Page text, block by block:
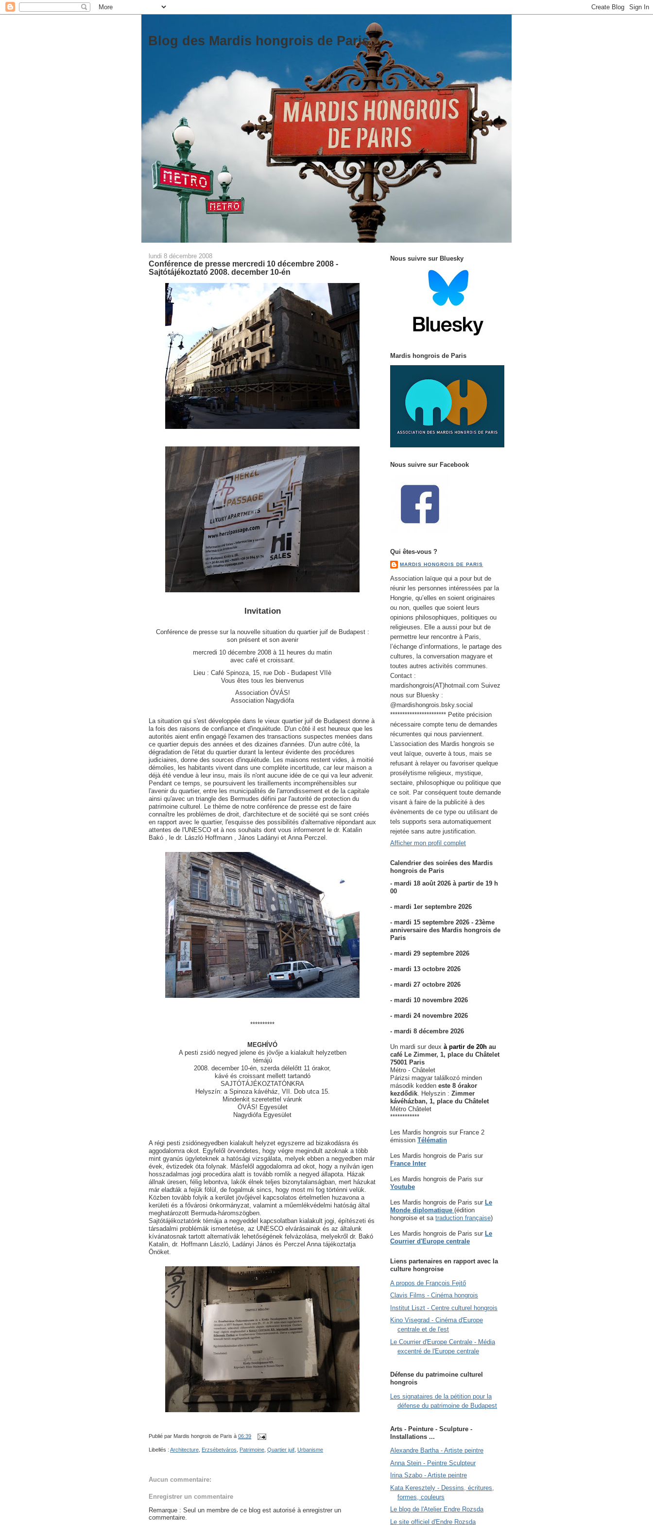
Blog des Mardis hongrois de Paris
lundi 8 décembre 2008
Conférence de presse mercredi 10 décembre 2008 -
Sajtótájékoztató 2008. december 10-én
Invitation
Conférence de presse sur la nouvelle situation du quartier juif de Budapest :
son présent et son avenir
mercredi 10 décembre 2008 à 11 heures du matin
avec café et croissant.
Lieu : Café Spinoza, 15, rue Dob - Budapest VIIè
Vous êtes tous les bienvenus
Association ÓVÁS!
Association Nagydiófa
La situation qui s'est développée dans le vieux quartier juif de Budapest donne à
la fois des raisons de confiance et d'inquiétude. D'un côté il est heureux que les
autorités aient enfin engagé l'examen des transactions suspectes menées dans
ce quartier depuis des années et des dizaines d'années. D'un autre côté, la
dégradation de l'état du quartier durant la lenteur évidente des procédures
judiciaires, donne des sources d'inquiétude. Les maisons restent vides, à moitié
démolies, les habitants vivent dans une complète incertitude, car leur maison a
déjà été vendue à leur insu, mais ils n'ont aucune idée de ce qui va leur advenir.
Pendant ce temps, se poursuivent les tiraillements incompréhensibles sur
l'avenir du quartier, entre les municipalités de l'arrondissement et de la capitale
ainsi qu'avec un triangle des Bermudes défini par l'autorité de protection du
patrimoine culturel. Le thème de notre conférence de presse est de faire
connaître les problèmes de droit, d'architecture et de société qui se sont créés
en rapport avec le quartier, l'esquisse des possibilités d'alternative répondant aux
attentes de l'UNESCO et à nos souhaits dont vous informeront le dr. Katalin
Bakó , le dr. László Hoffmann , János Ladányi et Anna Perczel.
**********
MEGHÍVÓ
A pesti zsidó negyed jelene és jövője a kialakult helyzetben
témájú
2008. december 10-én, szerda délelőtt 11 órakor,
kávé és croissant mellett tartandó
SAJTÓTÁJÉKOZTATÓNKRA
Helyszín: a Spinoza kávéház, VII. Dob utca 15.
Mindenkit szeretettel várunk
ÓVÁS! Egyesület
Nagydiófa Egyesület
A régi pesti zsidónegyedben kialakult helyzet egyszerre ad bizakodásra és
aggodalomra okot. Egyfelől örvendetes, hogy végre megindult azoknak a több
mint gyanús ügyleteknek a hatósági vizsgálata, melyek ebben a negyedben már
évek, évtizedek óta folynak. Másfelől aggodalomra ad okot, hogy a nyilván igen
hosszadalmas jogi procedúra alatt is tovább romlik a negyed állapota. Házak
állnak üresen, félig lebontva, lakók élnek teljes bizonytalanságban, mert házukat
már eladták a fejük fölül, de fogalmuk sincs, hogy most mi fog történni velük.
Közben tovább folyik a kerület jövőjével kapcsolatos értelmetlen huzavona a
kerületi és a fővárosi önkormányzat, valamint a műemlékvédelmi hatóság által
meghatározott Bermuda-háromszögben.
Sajtótájékoztatónk témája a negyeddel kapcsolatban kialakult jogi, építészeti és
társadalmi problémák ismertetése, az UNESCO elvárásainak és az általunk
kívánatosnak tartott alternatívák lehetőségének felvázolása, melyekről dr. Bakó
Katalin, dr. Hoffmann László, Ladányi János és Perczel Anna tájékoztatja
Önöket.
Publié par Mardis hongrois de Paris à 06:39
Libellés : Architecture Erzsébetváros Patrimoine Quartier juif Urbanisme
Aucun commentaire:
Enregistrer un commentaire
Remarque : Seul un membre de ce blog est autorisé à enregistrer un
commentaire.
Nous suivre sur Bluesky
Mardis hongrois de Paris
Nous suivre sur Facebook
Qui êtes-vous ?
MARDIS HONGROIS DE PARIS
Association laïque qui a pour but de
réunir les personnes intéressées par la
Hongrie, qu’elles en soient originaires
ou non, quelles que soient leurs
opinions philosophiques, politiques ou
religieuses. Elle a aussi pour but de
permettre leur rencontre à Paris,
l’échange d’informations, le partage des
cultures, la conversation magyare et
toutes autres activités communes.
Contact :
mardishongrois(AT)hotmail.com Suivez
nous sur Bluesky :
@mardishongrois.bsky.social
*********************** Petite précision
nécessaire compte tenu de demandes
récurrentes qui nous parviennent.
L'association des Mardis hongrois se
veut laïque, ouverte à tous, mais se
refusant à relayer ou favoriser quelque
prosélytisme religieux, mystique,
sectaire, philosophique ou politique que
ce soit. Par conséquent toute demande
visant à faire de la publicité à des
évènements de ce type ou utilisant de
tels supports sera automatiquement
rejetée sans autre justification.
Afficher mon profil complet
Calendrier des soirées des Mardis
hongrois de Paris
- mardi 18 août 2026 à partir de 19 h
00
- mardi 1er septembre 2026
- mardi 15 septembre 2026 - 23ème
anniversaire des Mardis hongrois de
Paris
- mardi 29 septembre 2026
- mardi 13 octobre 2026
- mardi 27 octobre 2026
- mardi 10 novembre 2026
- mardi 24 novembre 2026
- mardi 8 décembre 2026
Un mardi sur deux à partir de 20h au
café Le Zimmer, 1, place du Châtelet
75001 Paris
Métro - Châtelet
Párizsi magyar találkozó minden
második kedden este 8 órakor
kezdődik. Helyszin : Zimmer
kávéházban, 1, place du Châtelet
Métro Châtelet
************
Les Mardis hongrois sur France 2
émission Télématin
Les Mardis hongrois de Paris sur
France Inter
Les Mardis hongrois de Paris sur
Youtube
Les Mardis hongrois de Paris sur Le
Monde diplomatique (édition
hongroise et sa traduction française)
Les Mardis hongrois de Paris sur Le
Courrier d'Europe centrale
Liens partenaires en rapport avec la
culture hongroise
A propos de François Fejtő
Clavis Films - Cinéma hongrois
Institut Liszt - Centre culturel hongrois
Kino Visegrad - Cinéma d'Europe
centrale et de l'est
Le Courrier d'Europe Centrale - Média
excentré de l'Europe centrale
Défense du patrimoine culturel
hongrois
Les signataires de la pétition pour la
défense du patrimoine de Budapest
Arts - Peinture - Sculpture -
Installations ...
Alexandre Bartha - Artiste peintre
Anna Stein - Peintre Sculpteur
Irina Szabo - Artiste peintre
Kata Keresztely - Dessins, écritures,
formes, couleurs
Le blog de l'Atelier Endre Rozsda
Le site officiel d'Endre Rozsda